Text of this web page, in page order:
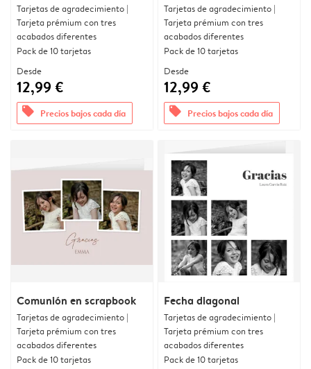
Tarjetas de agradecimiento |
Tarjeta prémium con tres
acabados diferentes
Pack de 10 tarjetas
Desde
12,99 €
offers Precios bajos cada día
Tarjetas de agradecimiento |
Tarjeta prémium con tres
acabados diferentes
Pack de 10 tarjetas
Desde
12,99 €
offers Precios bajos cada día
Comunión en scrapbook
Tarjetas de agradecimiento |
Tarjeta prémium con tres
acabados diferentes
Pack de 10 tarjetas
Fecha diagonal
Tarjetas de agradecimiento |
Tarjeta prémium con tres
acabados diferentes
Pack de 10 tarjetas